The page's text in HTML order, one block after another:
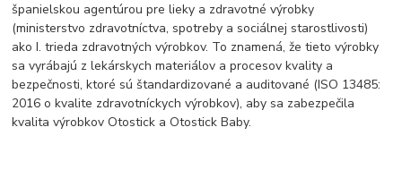
španielskou agentúrou pre lieky a zdravotné výrobky
(ministerstvo zdravotníctva, spotreby a sociálnej starostlivosti)
ako I. trieda zdravotných výrobkov. To znamená, že tieto výrobky
sa vyrábajú z lekárskych materiálov a procesov kvality a
bezpečnosti, ktoré sú štandardizované a auditované (ISO 13485:
2016 o kvalite zdravotníckych výrobkov), aby sa zabezpečila
kvalita výrobkov Otostick a Otostick Baby.